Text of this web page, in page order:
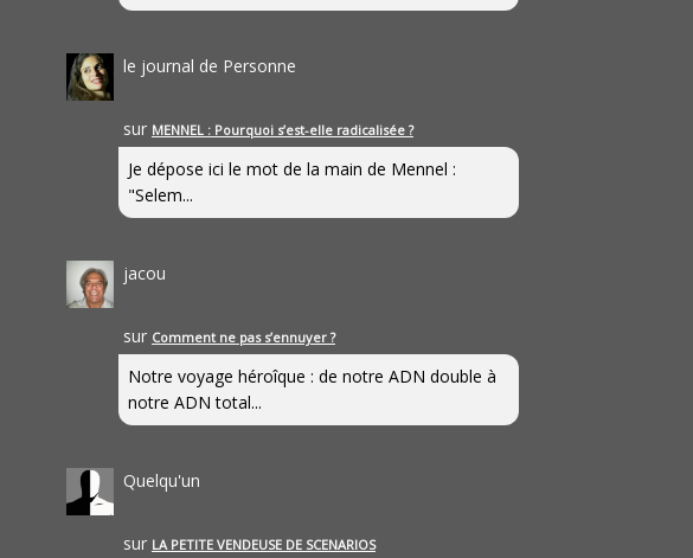
le journal de Personne
sur MENNEL : Pourquoi s’est-elle radicalisée ?
Je dépose ici le mot de la main de Mennel :
"Selem...
jacou
sur Comment ne pas s’ennuyer ?
Notre voyage héroîque : de notre ADN double à
notre ADN total...
Quelqu'un
sur LA PETITE VENDEUSE DE SCENARIOS